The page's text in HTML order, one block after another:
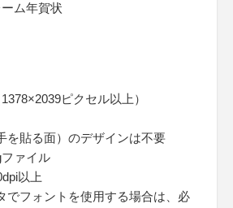
ーム年賀状
ピクセル以上）
を貼る面）のデザインは不要
ァイル
以上
でフォントを使用する場合は、必